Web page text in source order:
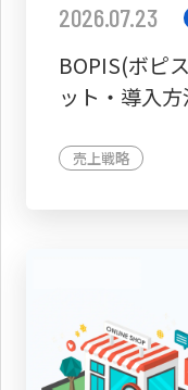
2026.07.23
BOPIS(ボピ
ット・導入
売上戦略